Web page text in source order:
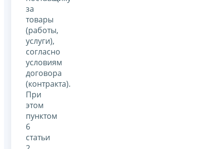
за
товары
(работы,
услуги),
согласно
условиям
договора
(контракта).
При
этом
пунктом
6
статьи